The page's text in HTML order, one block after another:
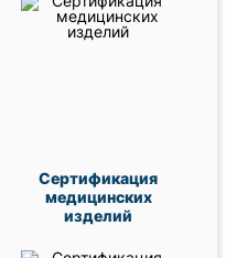
Сертификация
медицинских
изделий